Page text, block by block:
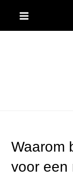
de
Waarom
voor een